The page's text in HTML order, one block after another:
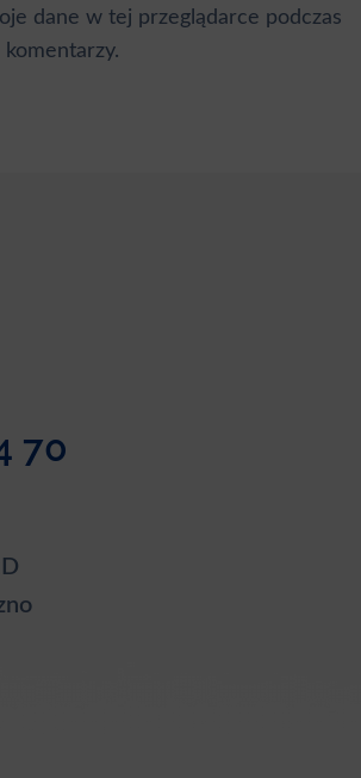
dane w tej przeglądarce podczas
70